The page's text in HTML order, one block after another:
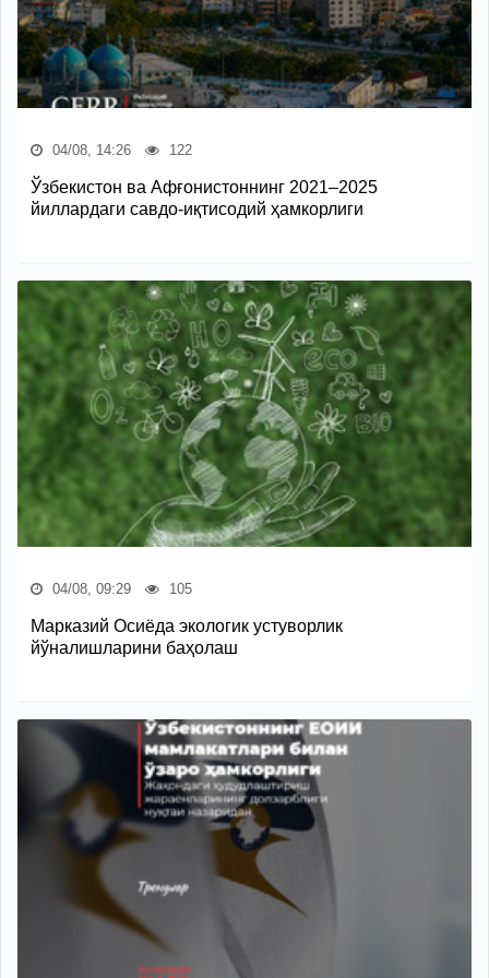
04/08, 14:26 122
Ўзбекистон ва Афғонистоннинг 2021–2025
йиллардаги савдо-иқтисодий ҳамкорлиги
04/08, 09:29 105
Марказий Осиёда экологик устуворлик
йўналишларини баҳолаш